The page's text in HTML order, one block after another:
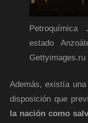
Petroquímica
estado
Gettyimages.ru
Además, existía
disposición que
la nación como